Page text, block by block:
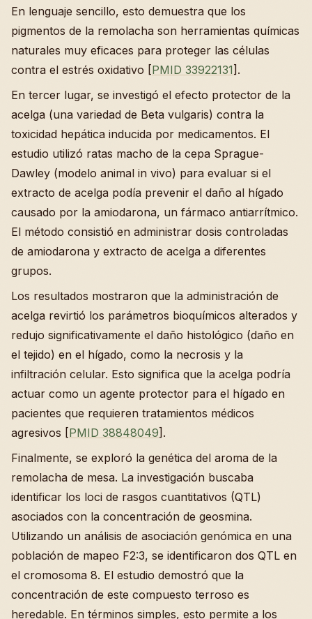
En lenguaje sencillo, esto demuestra que los
pigmentos de la remolacha son herramientas químicas
naturales muy eficaces para proteger las células
contra el estrés oxidativo [PMID 33922131].
En tercer lugar, se investigó el efecto protector de la
acelga (una variedad de Beta vulgaris) contra la
toxicidad hepática inducida por medicamentos. El
estudio utilizó ratas macho de la cepa Sprague-
Dawley (modelo animal in vivo) para evaluar si el
extracto de acelga podía prevenir el daño al hígado
causado por la amiodarona, un fármaco antiarrítmico.
El método consistió en administrar dosis controladas
de amiodarona y extracto de acelga a diferentes
grupos.
Los resultados mostraron que la administración de
acelga revirtió los parámetros bioquímicos alterados y
redujo significativamente el daño histológico (daño en
el tejido) en el hígado, como la necrosis y la
infiltración celular. Esto significa que la acelga podría
actuar como un agente protector para el hígado en
pacientes que requieren tratamientos médicos
agresivos [PMID 38848049].
Finalmente, se exploró la genética del aroma de la
remolacha de mesa. La investigación buscaba
identificar los loci de rasgos cuantitativos (QTL)
asociados con la concentración de geosmina.
Utilizando un análisis de asociación genómica en una
población de mapeo F2:3, se identificaron dos QTL en
el cromosoma 8. El estudio demostró que la
concentración de este compuesto terroso es
heredable. En términos simples, esto permite a los